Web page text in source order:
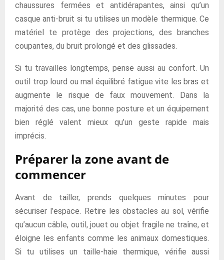
chaussures fermées et antidérapantes, ainsi qu’un
casque anti-bruit si tu utilises un modèle thermique. Ce
matériel te protège des projections, des branches
coupantes, du bruit prolongé et des glissades.
Si tu travailles longtemps, pense aussi au confort. Un
outil trop lourd ou mal équilibré fatigue vite les bras et
augmente le risque de faux mouvement. Dans la
majorité des cas, une bonne posture et un équipement
bien réglé valent mieux qu’un geste rapide mais
imprécis.
Préparer la zone avant de
commencer
Avant de tailler, prends quelques minutes pour
sécuriser l’espace. Retire les obstacles au sol, vérifie
qu’aucun câble, outil, jouet ou objet fragile ne traîne, et
éloigne les enfants comme les animaux domestiques.
Si tu utilises un taille-haie thermique, vérifie aussi